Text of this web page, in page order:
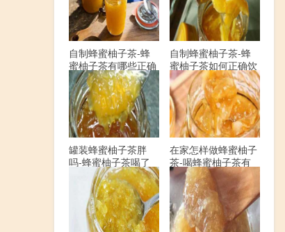
自制蜂蜜柚子茶-蜂
蜜柚子茶有哪些正确
的做法？
自制蜂蜜柚子茶-蜂
蜜柚子茶如何正确饮
用？
罐装蜂蜜柚子茶胖
吗-蜂蜜柚子茶喝了
会发胖吗？
在家怎样做蜂蜜柚子
茶-喝蜂蜜柚子茶有
哪些禁忌？